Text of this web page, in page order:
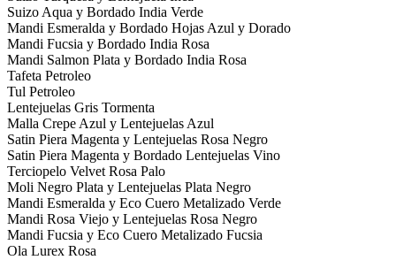
Suizo Aqua y Bordado India Verde
Mandi Esmeralda y Bordado Hojas Azul y Dorado
Mandi Fucsia y Bordado India Rosa
Mandi Salmon Plata y Bordado India Rosa
Tafeta Petroleo
Tul Petroleo
Lentejuelas Gris Tormenta
Malla Crepe Azul y Lentejuelas Azul
Satin Piera Magenta y Lentejuelas Rosa Negro
Satin Piera Magenta y Bordado Lentejuelas Vino
Terciopelo Velvet Rosa Palo
Moli Negro Plata y Lentejuelas Plata Negro
Mandi Esmeralda y Eco Cuero Metalizado Verde
Mandi Rosa Viejo y Lentejuelas Rosa Negro
Mandi Fucsia y Eco Cuero Metalizado Fucsia
Ola Lurex Rosa